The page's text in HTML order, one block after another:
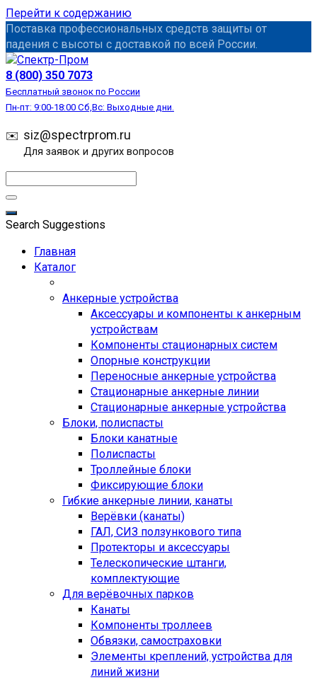
Перейти к содержанию
Поставка профессиональных средств защиты от
падения с высоты с доставкой по всей России.
8 (800) 350 7073
Бесплатный звонок по России
Пн-пт: 9:00-18:00 Сб,Вс: Выходные дни.
siz@spectrprom.ru
Для заявок и других вопросов
Search Suggestions
Главная
Каталог
Анкерные устройства
Аксессуары и компоненты к анкерным
устройствам
Компоненты стационарных систем
Опорные конструкции
Переносные анкерные устройства
Стационарные анкерные линии
Стационарные анкерные устройства
Блоки, полиспасты
Блоки канатные
Полиспасты
Троллейные блоки
Фиксирующие блоки
Гибкие анкерные линии, канаты
Верёвки (канаты)
ГАЛ, СИЗ ползункового типа
Протекторы и аксессуары
Телескопические штанги,
комплектующие
Для верёвочных парков
Канаты
Компоненты троллеев
Обвязки, самостраховки
Элементы креплений, устройства для
линий жизни